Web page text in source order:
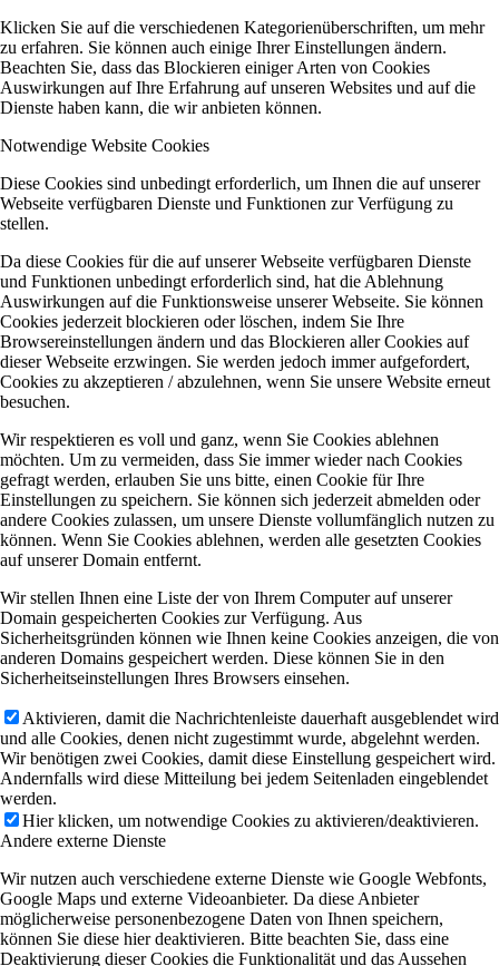
Klicken Sie auf die verschiedenen Kategorienüberschriften, um mehr
zu erfahren. Sie können auch einige Ihrer Einstellungen ändern.
Beachten Sie, dass das Blockieren einiger Arten von Cookies
Auswirkungen auf Ihre Erfahrung auf unseren Websites und auf die
Dienste haben kann, die wir anbieten können.
Notwendige Website Cookies
Diese Cookies sind unbedingt erforderlich, um Ihnen die auf unserer
Webseite verfügbaren Dienste und Funktionen zur Verfügung zu
stellen.
Da diese Cookies für die auf unserer Webseite verfügbaren Dienste
und Funktionen unbedingt erforderlich sind, hat die Ablehnung
Auswirkungen auf die Funktionsweise unserer Webseite. Sie können
Cookies jederzeit blockieren oder löschen, indem Sie Ihre
Browsereinstellungen ändern und das Blockieren aller Cookies auf
dieser Webseite erzwingen. Sie werden jedoch immer aufgefordert,
Cookies zu akzeptieren / abzulehnen, wenn Sie unsere Website erneut
besuchen.
Wir respektieren es voll und ganz, wenn Sie Cookies ablehnen
möchten. Um zu vermeiden, dass Sie immer wieder nach Cookies
gefragt werden, erlauben Sie uns bitte, einen Cookie für Ihre
Einstellungen zu speichern. Sie können sich jederzeit abmelden oder
andere Cookies zulassen, um unsere Dienste vollumfänglich nutzen zu
können. Wenn Sie Cookies ablehnen, werden alle gesetzten Cookies
auf unserer Domain entfernt.
Wir stellen Ihnen eine Liste der von Ihrem Computer auf unserer
Domain gespeicherten Cookies zur Verfügung. Aus
Sicherheitsgründen können wie Ihnen keine Cookies anzeigen, die von
anderen Domains gespeichert werden. Diese können Sie in den
Sicherheitseinstellungen Ihres Browsers einsehen.
Aktivieren, damit die Nachrichtenleiste dauerhaft ausgeblendet wird
und alle Cookies, denen nicht zugestimmt wurde, abgelehnt werden.
Wir benötigen zwei Cookies, damit diese Einstellung gespeichert wird.
Andernfalls wird diese Mitteilung bei jedem Seitenladen eingeblendet
werden.
Hier klicken, um notwendige Cookies zu aktivieren/deaktivieren.
Andere externe Dienste
Wir nutzen auch verschiedene externe Dienste wie Google Webfonts,
Google Maps und externe Videoanbieter. Da diese Anbieter
möglicherweise personenbezogene Daten von Ihnen speichern,
können Sie diese hier deaktivieren. Bitte beachten Sie, dass eine
Deaktivierung dieser Cookies die Funktionalität und das Aussehen